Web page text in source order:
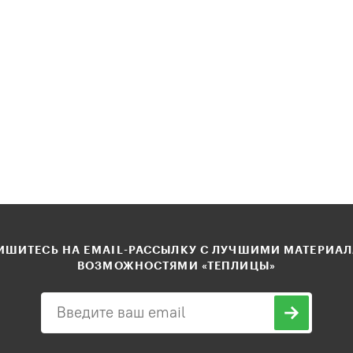
НА EMAIL-РАССЫЛКУ С ЛУЧШИМИ
ВОЗМОЖНОСТЯМИ «ТЕПЛИЦЫ»